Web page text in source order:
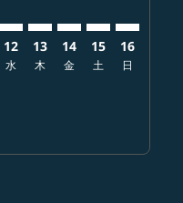
12
水
13
木
14
金
15
土
16
日